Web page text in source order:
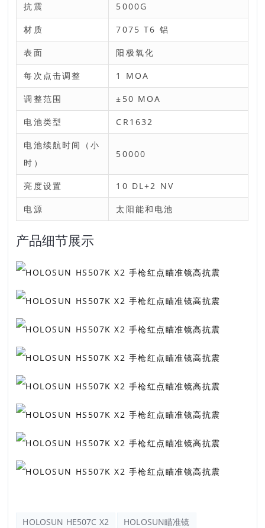
抗震 5000G
材质 7075 T6 铝
表面 阳极氧化
每次点击调整 1 MOA
调整范围 ±50 MOA
电池类型 CR1632
电池续航时间（小
时）
50000
亮度设置 10 DL+2 NV
电源 太阳能和电池
产品细节展示
HOLOSUN HE507C X2 HOLOSUN瞄准镜